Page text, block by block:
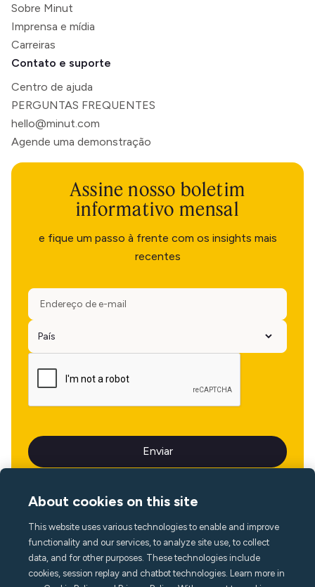
Sobre Minut
Imprensa e mídia
Carreiras
Contato e suporte
Centro de ajuda
PERGUNTAS FREQUENTES
hello@minut.com
Agende uma demonstração
Assine nosso boletim
informativo mensal
e fique um passo à frente com os insights mais
recentes
Idioma
About cookies on this site
This website uses various technologies to enable and improve
functionality and our services, to analyze site use, to collect
data, and for other purposes. These technologies include
cookies, session replay and chatbot technologies. Learn more in